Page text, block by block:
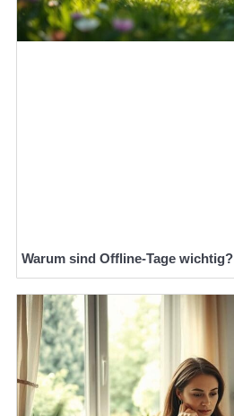
Warum sind Offline-Tage wichtig?